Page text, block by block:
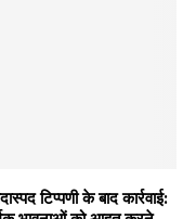
टिप्पणी के बाद कार्रवाई: